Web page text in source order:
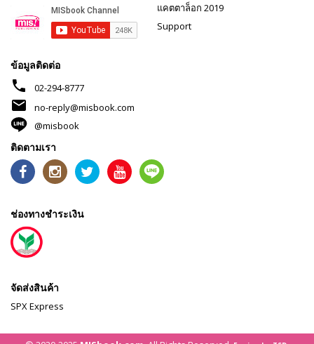
แคตตาล็อก 2019
Support
ข้อมูลติดต่อ
phone 02-294-8777
mail
no-reply@misbook.com
@misbook
ติดตามเรา
ช่องทางชำระเงิน
จัดส่งสินค้า
SPX Express